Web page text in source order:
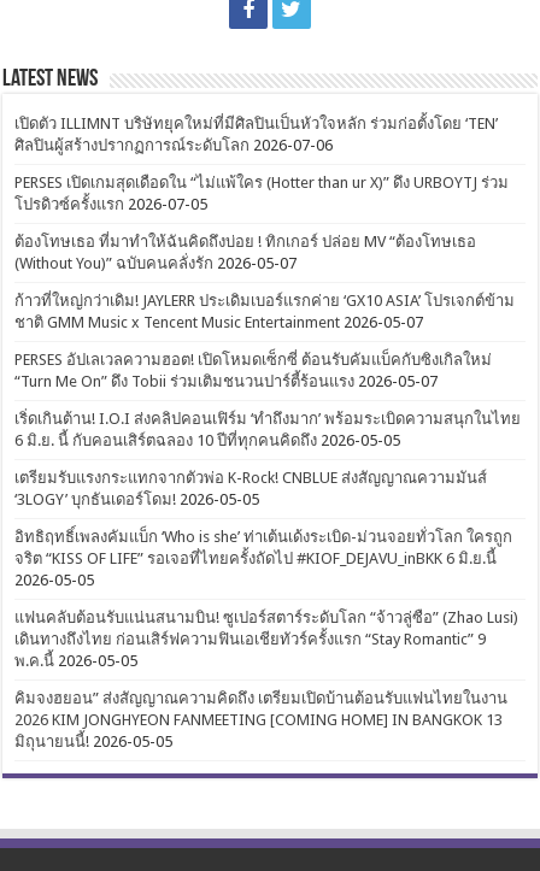
Latest News
เปิดตัว ILLIMNT บริษัทยุคใหม่ที่มีศิลปินเป็นหัวใจหลัก ร่วมก่อตั้งโดย ‘TEN’
ศิลปินผู้สร้างปรากฏการณ์ระดับโลก 2026-07-06
PERSES เปิดเกมสุดเดือดใน “ไม่แพ้ใคร (Hotter than ur X)” ดึง URBOYTJ ร่วม
โปรดิวซ์ครั้งแรก 2026-07-05
ต้องโทษเธอ ที่มาทำให้ฉันคิดถึงบ่อย ! ทิกเกอร์ ปล่อย MV “ต้องโทษเธอ
(Without You)” ฉบับคนคลั่งรัก 2026-05-07
ก้าวที่ใหญ่กว่าเดิม! JAYLERR ประเดิมเบอร์แรกค่าย ‘GX10 ASIA’ โปรเจกต์ข้าม
ชาติ GMM Music x Tencent Music Entertainment 2026-05-07
PERSES อัปเลเวลความฮอต! เปิดโหมดเซ็กซี่ ต้อนรับคัมแบ็คกับซิงเกิลใหม่
“Turn Me On” ดึง Tobii ร่วมเติมชนวนปาร์ตี้ร้อนแรง 2026-05-07
เริ่ดเกินต้าน! I.O.I ส่งคลิปคอนเฟิร์ม ‘ทำถึงมาก’ พร้อมระเบิดความสนุกในไทย
6 มิ.ย. นี้ กับคอนเสิร์ตฉลอง 10 ปีที่ทุกคนคิดถึง 2026-05-05
เตรียมรับแรงกระแทกจากตัวพ่อ K-Rock! CNBLUE ส่งสัญญาณความมันส์
‘3LOGY’ บุกธันเดอร์โดม! 2026-05-05
อิทธิฤทธิ์เพลงคัมแบ็ก ‘Who is she’ ท่าเต้นเด้งระเบิด-ม่วนจอยทั่วโลก ใครถูก
จริต “KISS OF LIFE” รอเจอที่ไทยครั้งถัดไป #KIOF_DEJAVU_inBKK 6 มิ.ย.นี้
2026-05-05
แฟนคลับต้อนรับแน่นสนามบิน! ซูเปอร์สตาร์ระดับโลก “จ้าวลู่ซือ” (Zhao Lusi)
เดินทางถึงไทย ก่อนเสิร์ฟความฟินเอเชียทัวร์ครั้งแรก “Stay Romantic” 9
พ.ค.นี้ 2026-05-05
คิมจงฮยอน” ส่งสัญญาณความคิดถึง เตรียมเปิดบ้านต้อนรับแฟนไทยในงาน
2026 KIM JONGHYEON FANMEETING [COMING HOME] IN BANGKOK 13
มิถุนายนนี้! 2026-05-05